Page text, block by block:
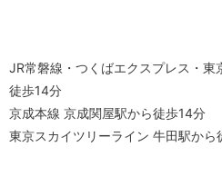
JR常磐線・つくばエクスプレス・東
徒歩14分
京成本線 京成関屋駅から徒歩14分
東京スカイツリーライン 牛田駅から